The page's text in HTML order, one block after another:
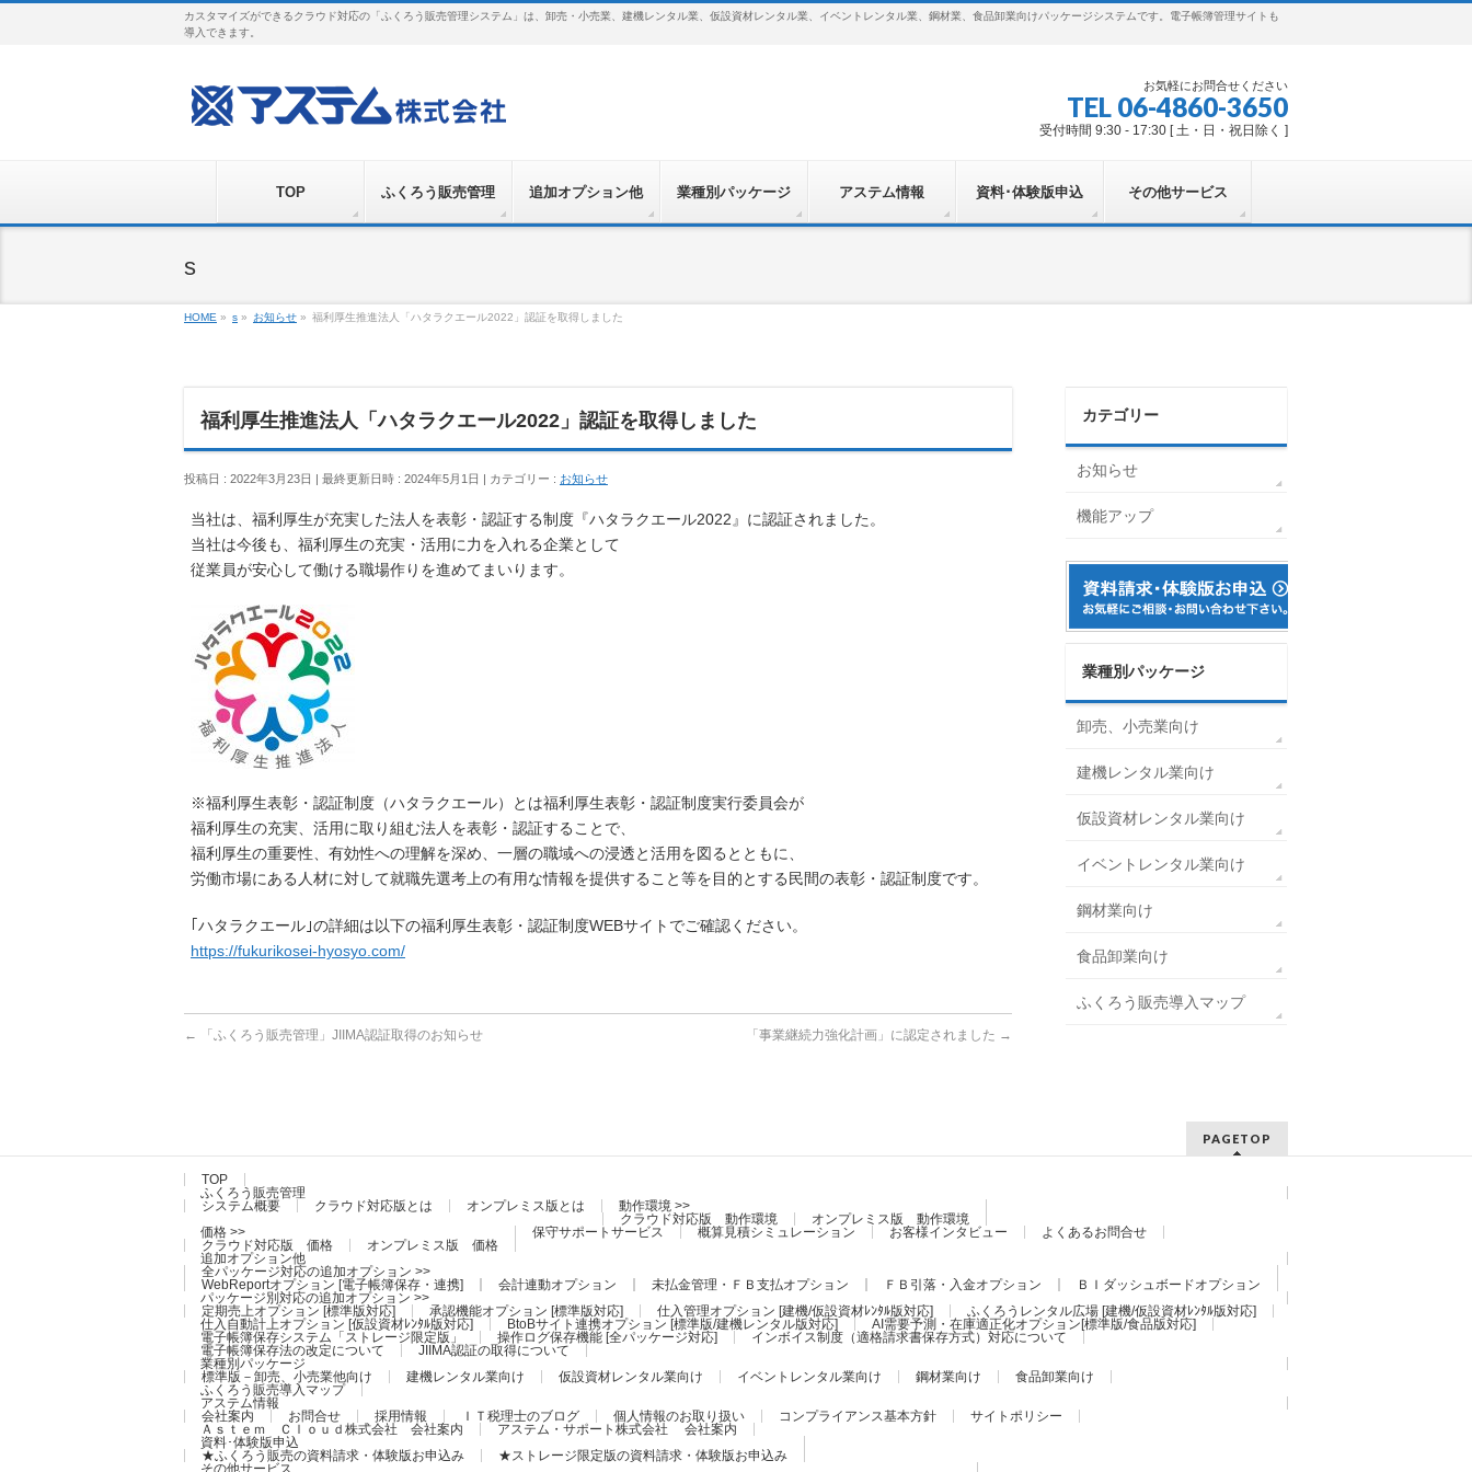
カスタマイズができるクラウド対応の「ふくろう販売管理システム」は、卸売・小売業、建機レンタル業、仮設資材レンタル業、イベントレンタル業、鋼材業、食品卸業向けパッケージシステムです。電子帳簿管理サイトも
導入できます。
お気軽にお問合せください
TEL 06-4860-3650
受付時間 9:30 - 17:30 [ 土・日・祝日除く ]
TOP ふくろう販売管理 追加オプション他 業種別パッケージ アステム情報 資料･体験版申込 その他サービス
s
HOME » s » お知らせ » 福利厚生推進法人「ハタラクエール2022」認証を取得しました
福利厚生推進法人「ハタラクエール2022」認証を取得しました
投稿日 : 2022年3月23日 最終更新日時 : 2024年5月1日 カテゴリー : お知らせ
当社は、福利厚生が充実した法人を表彰・認証する制度『ハタラクエール2022』に認証されました。
当社は今後も、福利厚生の充実・活用に力を入れる企業として
従業員が安心して働ける職場作りを進めてまいります。
※福利厚生表彰・認証制度（ハタラクエール）とは福利厚生表彰・認証制度実行委員会が
福利厚生の充実、活用に取り組む法人を表彰・認証することで、
福利厚生の重要性、有効性への理解を深め、一層の職域への浸透と活用を図るとともに、
労働市場にある人材に対して就職先選考上の有用な情報を提供すること等を目的とする民間の表彰・認証制度です。
｢ハタラクエール｣の詳細は以下の福利厚生表彰・認証制度WEBサイトでご確認ください。
https://fukurikosei-hyosyo.com/
← 「ふくろう販売管理」JIIMA認証取得のお知らせ 「事業継続力強化計画」に認定されました →
カテゴリー
お知らせ
機能アップ
業種別パッケージ
卸売、小売業向け
建機レンタル業向け
仮設資材レンタル業向け
イベントレンタル業向け
鋼材業向け
食品卸業向け
ふくろう販売導入マップ
PAGETOP
TOP
ふくろう販売管理
システム概要
クラウド対応版とは オンプレミス版とは
動作環境 >>
クラウド対応版 動作環境
オンプレミス版 動作環境
価格 >>
クラウド対応版 価格
オンプレミス版 価格
保守サポートサービス 概算見積シミュレーション お客様インタビュー
よくあるお問合せ
追加オプション他
全パッケージ対応の追加オプション >>
WebReportオプション [電子帳簿保存・連携]
会計連動オプション 未払金管理・ＦＢ支払オプション ＦＢ引落・入金オプション
ＢＩダッシュボードオプション
パッケージ別対応の追加オプション >>
定期売上オプション [標準版対応]
承認機能オプション [標準版対応] 仕入管理オプション [建機/仮設資材ﾚﾝﾀﾙ版対応]
ふくろうレンタル広場 [建機/仮設資材ﾚﾝﾀﾙ版対応]
仕入自動計上オプション [仮設資材ﾚﾝﾀﾙ版対応]
BtoBサイト連携オプション [標準版/建機レンタル版対応]
AI需要予測・在庫適正化オプション[標準版/食品版対応]
電子帳簿保存システム「ストレージ限定版」
操作ログ保存機能 [全パッケージ対応]
インボイス制度（適格請求書保存方式）対応について
電子帳簿保存法の改定について
JIIMA認証の取得について
業種別パッケージ
標準版－卸売、小売業他向け
建機レンタル業向け 仮設資材レンタル業向け イベントレンタル業向け 鋼材業向け
食品卸業向け
ふくろう販売導入マップ
アステム情報
会社案内
お問合せ 採用情報 ＩＴ税理士のブログ 個人情報のお取り扱い コンプライアンス基本方針
サイトポリシー
Ａｓｔｅｍ Ｃｌｏｕｄ株式会社 会社案内
アステム・サポート株式会社 会社案内
資料･体験版申込
★ふくろう販売の資料請求・体験版お申込み
★ストレージ限定版の資料請求・体験版お申込み
その他サービス